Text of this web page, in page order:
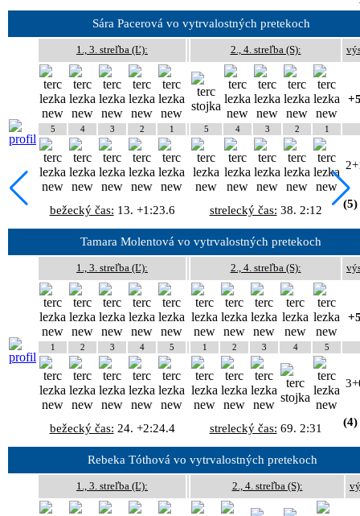
Sára Pacerová vo vytrvalostných pretekoch
1., 3. streľba (Ľ): 2., 4. streľba (S):
5 4 3 2 1 5 4 3 2 1
bežecký čas: 13. +1:23.6 strelecký čas: 38. 2:12 (5)
Tamara Molentová vo vytrvalostných pretekoch
1., 3. streľba (Ľ): 2., 4. streľba (S):
1 2 3 4 5 1 2 3 4 5
bežecký čas: 24. +2:24.4 strelecký čas: 69. 2:31 (4)
Rebeka Tóthová vo vytrvalostných pretekoch
1., 3. streľba (Ľ): 2., 4. streľba (S):